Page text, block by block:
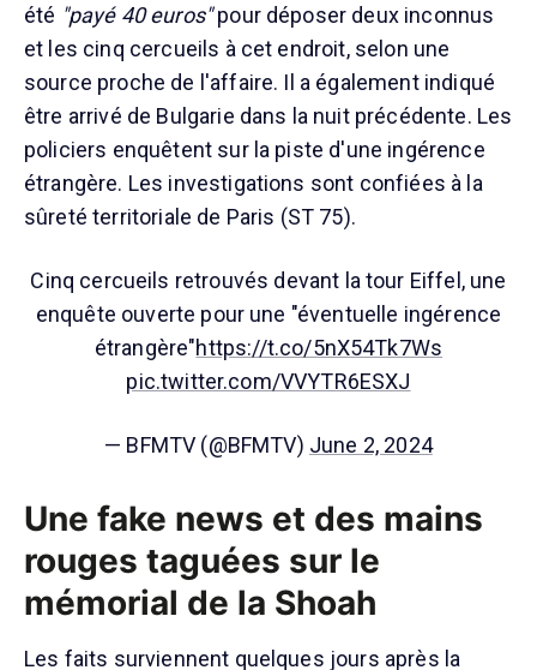
été "payé 40 euros"pour déposer deux inconnus
et les cinq cercueils à cet endroit, selon une
source proche de l'affaire. Il a également indiqué
être arrivé de Bulgarie dans la nuit précédente. Les
policiers enquêtent sur la piste d'une ingérence
étrangère. Les investigations sont confiées à la
sûreté territoriale de Paris (ST 75).
Cinq cercueils retrouvés devant la tour Eiffel, une
enquête ouverte pour une "éventuelle ingérence
étrangère"https://t.co/5nX54Tk7Ws
pic.twitter.com/VVYTR6ESXJ
— BFMTV (@BFMTV) June 2, 2024
Une fake news et des mains
rouges taguées sur le
mémorial de la Shoah
Les faits surviennent quelques jours après la